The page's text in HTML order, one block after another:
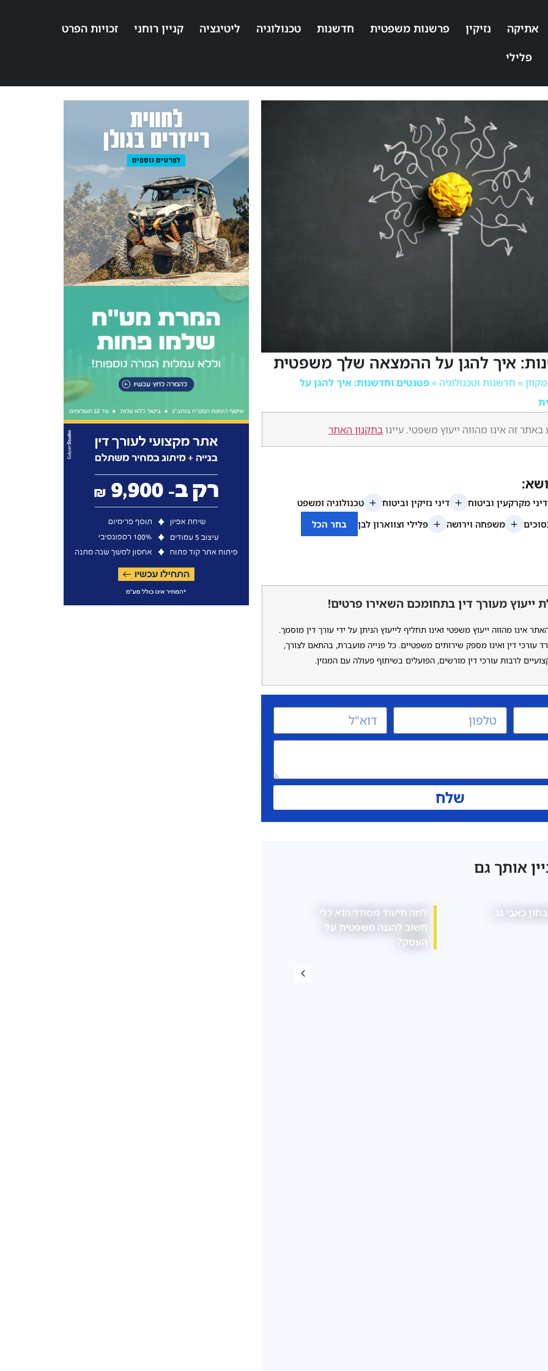
אתיקה נזיקין פרשנות משפטית חדשנות טכנולוגיה ליטיגציה קניין רוחני
זכויות הפרט
פלילי
איך להגן על ההמצאה שלך משפטית
» חדשנות וטכנולוגיה »פטנטים וחדשנות: איך להגן על
באתר זה אינו מהווה ייעוץ משפטי. עיינובתקנון האתר
ייעוץ מעורך דין בתחומכם השאירו פרטים!
אינו מהווה ייעוץ משפטי ואינו תחליף לייעוץ הניתן על ידי עורך דין מוסמך.
עורכי דין ואינו מספק שירותים משפטיים. כל פנייה מועברת, בהתאם לצורך,
לרבות עורכי דין מורשים, הפועלים בשיתוף פעולה עם המגזין.
שלח
אותך גם
באבחון לקויות למידה
אילו חובות רגולטוריות חלות
על עסקים בתחום המזון?